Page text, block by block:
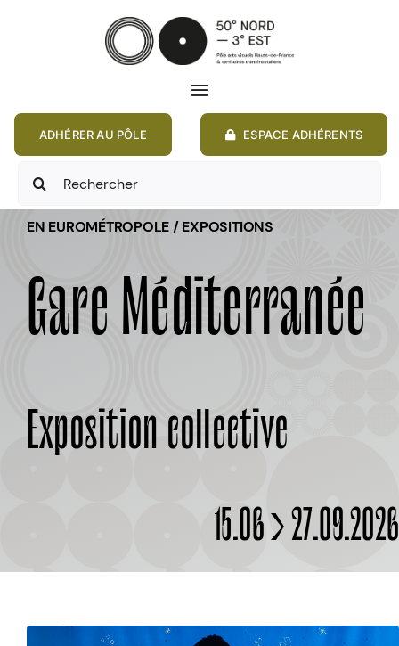
Toggle
Navigation
ANNONCES
À PROPOS
ADHÉRER AU PÔLE ESPACE ADHÉRENTS
Rechercher:
EN EUROMÉTROPOLE / EXPOSITIONS
Gare Méditerranée
Exposition collective
15.06 > 27.09.2026